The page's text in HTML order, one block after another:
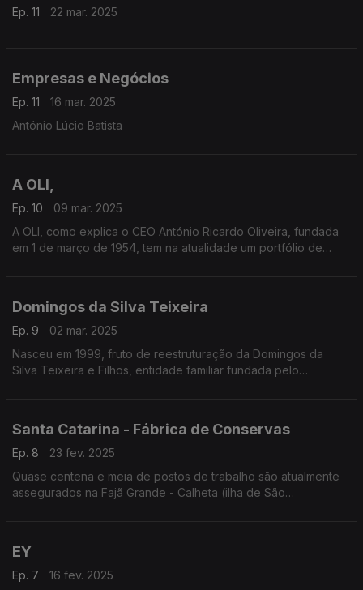
Ep. 11 22 mar. 2025
Empresas e Negócios
Ep. 11
16 mar. 2025
António Lúcio Batista
A OLI,
Ep. 10
09 mar. 2025
A OLI, como explica o CEO António Ricardo Oliveira, fundada
em 1 de março de 1954, tem na atualidade um portfólio de
Domingos da Silva Teixeira
Ep. 9
02 mar. 2025
Nasceu em 1999, fruto de reestruturação da Domingos da
Silva Teixeira e Filhos, entidade familiar fundada pelo
Santa Catarina - Fábrica de Conservas
Ep. 8
23 fev. 2025
Quase centena e meia de postos de trabalho são atualmente
assegurados na Fajã Grande - Calheta (ilha de São
EY
Ep. 7 16 fev. 2025